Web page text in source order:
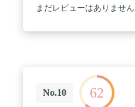
まだレビューはありません
No.10 62